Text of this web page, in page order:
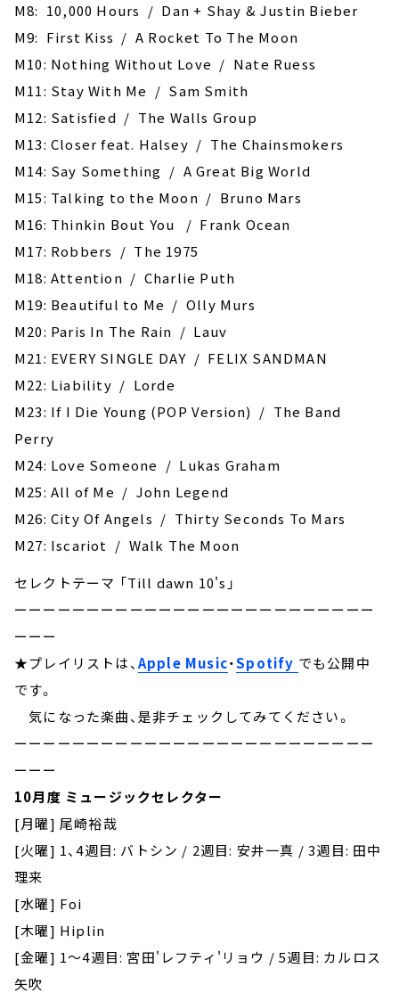
M8: 10,000 Hours / Dan + Shay & Justin Bieber
M9: First Kiss / A Rocket To The Moon
M10: Nothing Without Love / Nate Ruess
M11: Stay With Me / Sam Smith
M12: Satisfied / The Walls Group
M13: Closer feat. Halsey / The Chainsmokers
M14: Say Something / A Great Big World
M15: Talking to the Moon / Bruno Mars
M16: Thinkin Bout You / Frank Ocean
M17: Robbers / The 1975
M18: Attention / Charlie Puth
M19: Beautiful to Me / Olly Murs
M20: Paris In The Rain / Lauv
M21: EVERY SINGLE DAY / FELIX SANDMAN
M22: Liability / Lorde
M23: If I Die Young (POP Version) / The Band
Perry
M24: Love Someone / Lukas Graham
M25: All of Me / John Legend
M26: City Of Angels / Thirty Seconds To Mars
M27: Iscariot / Walk The Moon
セレクトテーマ 「Till dawn 10's」
ーーーーーーーーーーーーーーーーーーーーーーーーー
ーーー
★プレイリストは、Apple Music・Spotify でも公開中
です。
気になった楽曲、是非チェックしてみてください。
ーーーーーーーーーーーーーーーーーーーーーーーーー
ーーー
10月度 ミュージックセレクター
[月曜] 尾崎裕哉
[火曜] 1、4週目: バトシン / 2週目: 安井一真 / 3週目: 田中
理来
[水曜] Foi
[木曜] Hiplin
[金曜] 1～4週目: 宮田'レフティ'リョウ / 5週目: カルロス
矢吹